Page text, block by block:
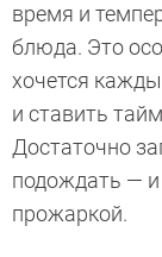
время и
блюда. Это
хочется
и ставить
Достаточно
подождать —
прожаркой.